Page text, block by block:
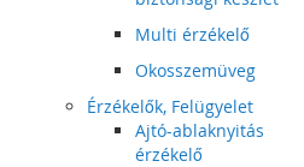
Multi érzékelő
Okosszemüveg
Érzékelők, Felügyelet
Ajtó-ablaknyitás
érzékelő